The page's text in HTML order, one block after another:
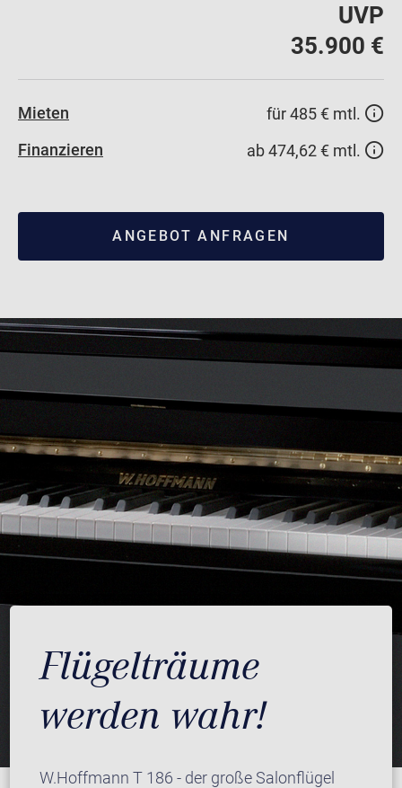
UVP
35.900 €
Mieten
für 485 € mtl.
Finanzieren
ab 474,62 € mtl.
ANGEBOT ANFRAGEN
Flügelträume
werden wahr!
W.Hoffmann T 186 - der große Salonflügel